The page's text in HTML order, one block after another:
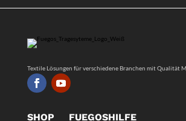
Textile Lösungen für verschiedene Branchen mit Qualität
SHOP FUEGOSHILFE